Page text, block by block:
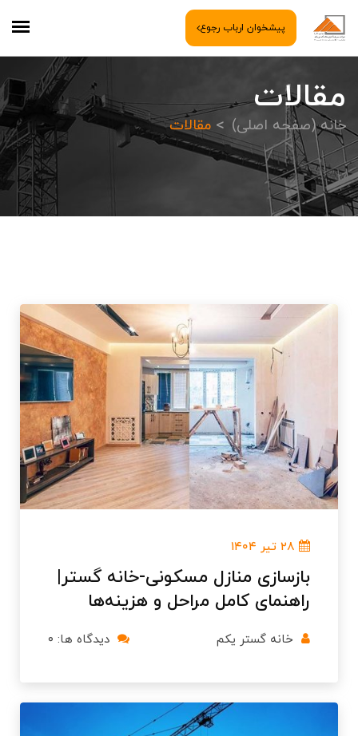
پیشخوان ارباب رجوع
مقالات
خانه (صفحه اصلی) مقالات
۲۸ تیر ۱۴۰۴
بازسازی منازل مسکونی-خانه گستر|
راهنمای کامل مراحل و هزینه‌ها
خانه گستر یکم دیدگاه ها: ۰